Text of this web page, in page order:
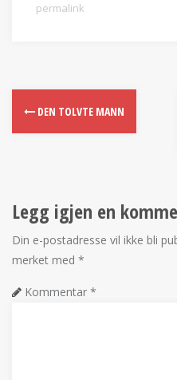
permalink
DEN TOLVTE MANN
Legg igjen en
Din e-postadresse vil ikke bli
merket med *
Kommentar *